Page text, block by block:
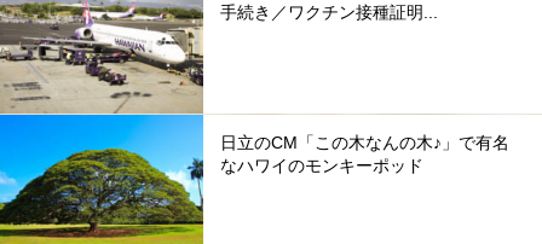
手続き／ワクチン接種証明...
日立のCM「この木なんの木♪」で有名
なハワイのモンキーポッド